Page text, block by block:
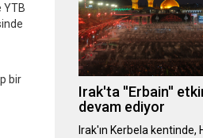
YTB
bir
Irak'ta ''Erbain''
devam ediyor
Irak'ın Kerbela kentinde,